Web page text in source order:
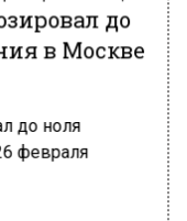
до
в Москве